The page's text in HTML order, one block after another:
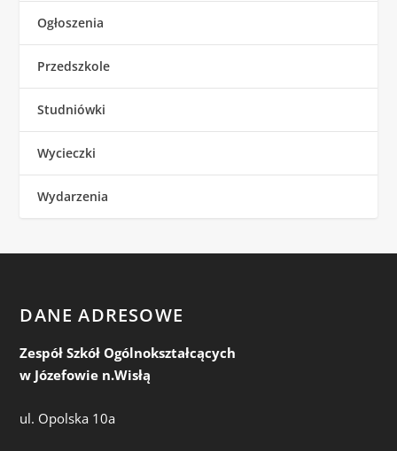
Ogłoszenia
Przedszkole
Studniówki
Wycieczki
Wydarzenia
DANE ADRESOWE
Zespół Szkół Ogólnokształcących
w Józefowie n.Wisłą
ul. Opolska 10a